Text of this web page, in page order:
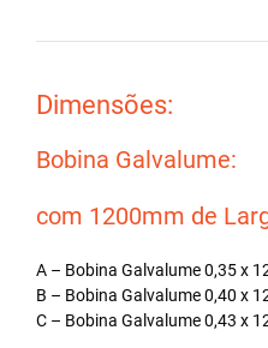
Dimensões:
Bobina Galvalume:
com 1200mm de
A – Bobina Galvalume 0,35 x
B – Bobina Galvalume 0,40 x
C – Bobina Galvalume 0,43 x